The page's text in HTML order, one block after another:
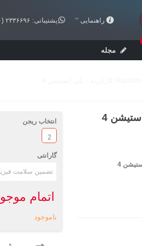
راهنمایی پشتیبانی: ۲۳۳۶۶۹۶ (۰۹۱۰)
مجله
انتخاب ریجن
2
گارانتی
اتمام
ناموجود